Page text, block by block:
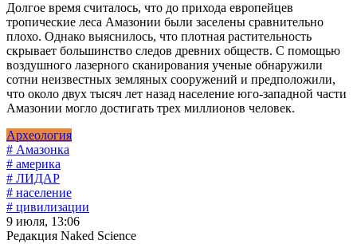
Долгое время считалось, что до прихода европейцев
тропические леса Амазонии были заселены сравнительно
плохо. Однако выяснилось, что плотная растительность
скрывает большинство следов древних обществ. С помощью
воздушного лазерного сканирования ученые обнаружили
сотни неизвестных земляных сооружений и предположили,
что около двух тысяч лет назад население юго-западной части
Амазонии могло достигать трех миллионов человек.
Археология
# Амазонка
# америка
# ЛИДАР
# население
# цивилизации
9 июля, 13:06
Редакция Naked Science